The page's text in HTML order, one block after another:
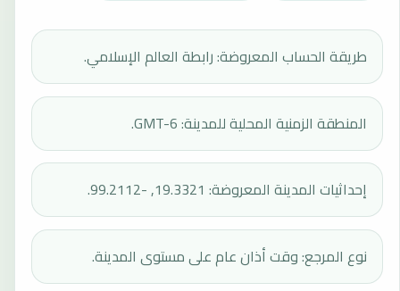
طريقة الحساب المعروضة: رابطة العالم الإسلامي.
المنطقة الزمنية المحلية للمدينة: GMT-6.
إحداثيات المدينة المعروضة: 19.3321, -99.2112.
نوع المرجع: وقت أذان عام على مستوى المدينة.